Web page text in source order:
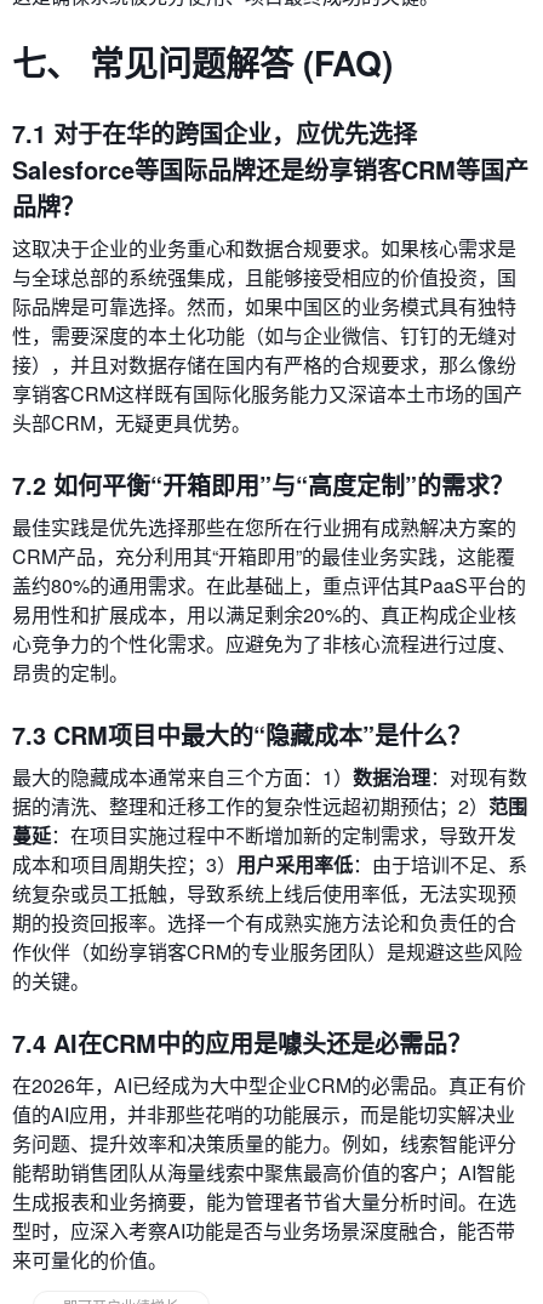
七、 常见问题解答 (FAQ)
7.1 对于在华的跨国企业，应优先选择
Salesforce等国际品牌还是纷享销客CRM等国产
品牌？
这取决于企业的业务重心和数据合规要求。如果核心需求是
与全球总部的系统强集成，且能够接受相应的价值投资，国
际品牌是可靠选择。然而，如果中国区的业务模式具有独特
性，需要深度的本土化功能（如与企业微信、钉钉的无缝对
接），并且对数据存储在国内有严格的合规要求，那么像纷
享销客CRM这样既有国际化服务能力又深谙本土市场的国产
头部CRM，无疑更具优势。
7.2 如何平衡“开箱即用”与“高度定制”的需求？
最佳实践是优先选择那些在您所在行业拥有成熟解决方案的
CRM产品，充分利用其“开箱即用”的最佳业务实践，这能覆
盖约80%的通用需求。在此基础上，重点评估其PaaS平台的
易用性和扩展成本，用以满足剩余20%的、真正构成企业核
心竞争力的个性化需求。应避免为了非核心流程进行过度、
昂贵的定制。
7.3 CRM项目中最大的“隐藏成本”是什么？
最大的隐藏成本通常来自三个方面：1） 数据治理：对现有数
据的清洗、整理和迁移工作的复杂性远超初期预估；2） 范围
蔓延：在项目实施过程中不断增加新的定制需求，导致开发
成本和项目周期失控；3） 用户采用率低：由于培训不足、系
统复杂或员工抵触，导致系统上线后使用率低，无法实现预
期的投资回报率。选择一个有成熟实施方法论和负责任的合
作伙伴（如纷享销客CRM的专业服务团队）是规避这些风险
的关键。
7.4 AI在CRM中的应用是噱头还是必需品？
在2026年，AI已经成为大中型企业CRM的必需品。真正有价
值的AI应用，并非那些花哨的功能展示，而是能切实解决业
务问题、提升效率和决策质量的能力。例如，线索智能评分
能帮助销售团队从海量线索中聚焦最高价值的客户；AI智能
生成报表和业务摘要，能为管理者节省大量分析时间。在选
型时，应深入考察AI功能是否与业务场景深度融合，能否带
来可量化的价值。